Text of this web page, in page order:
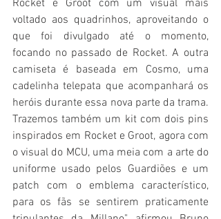
Rocket e Groot com um visual mais
voltado aos quadrinhos, aproveitando o
que foi divulgado até o momento,
focando no passado de Rocket. A outra
camiseta é baseada em Cosmo, uma
cadelinha telepata que acompanhará os
heróis durante essa nova parte da trama.
Trazemos também um kit com dois pins
inspirados em Rocket e Groot, agora com
o visual do MCU, uma meia com a arte do
uniforme usado pelos Guardiões e um
patch com o emblema característico,
para os fãs se sentirem praticamente